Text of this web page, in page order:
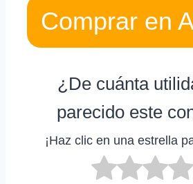
Comprar en
¿De cuánta
parecido este
¡Haz clic en una estrella